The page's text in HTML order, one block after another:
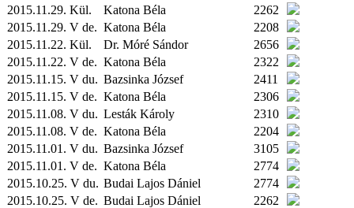
2015.11.29. Kül. Katona Béla
2262
2015.11.29. V de. Katona Béla
2208
2015.11.22. Kül. Dr. Móré Sándor
2656
2015.11.22. V de. Katona Béla
2322
2015.11.15. V du. Bazsinka József
2411
2015.11.15. V de. Katona Béla
2306
2015.11.08. V du. Lesták Károly
2310
2015.11.08. V de. Katona Béla
2204
2015.11.01. V du. Bazsinka József
3105
2015.11.01. V de. Katona Béla
2774
2015.10.25. V du. Budai Lajos Dániel
2774
2015.10.25. V de. Budai Lajos Dániel
2262